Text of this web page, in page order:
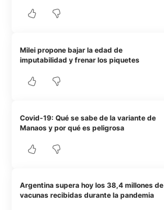
Milei propone bajar la edad de
imputabilidad y frenar los piquetes
Covid-19: Qué se sabe de la variante de
Manaos y por qué es peligrosa
Argentina supera hoy los 38,4 millones de
vacunas recibidas durante la pandemia